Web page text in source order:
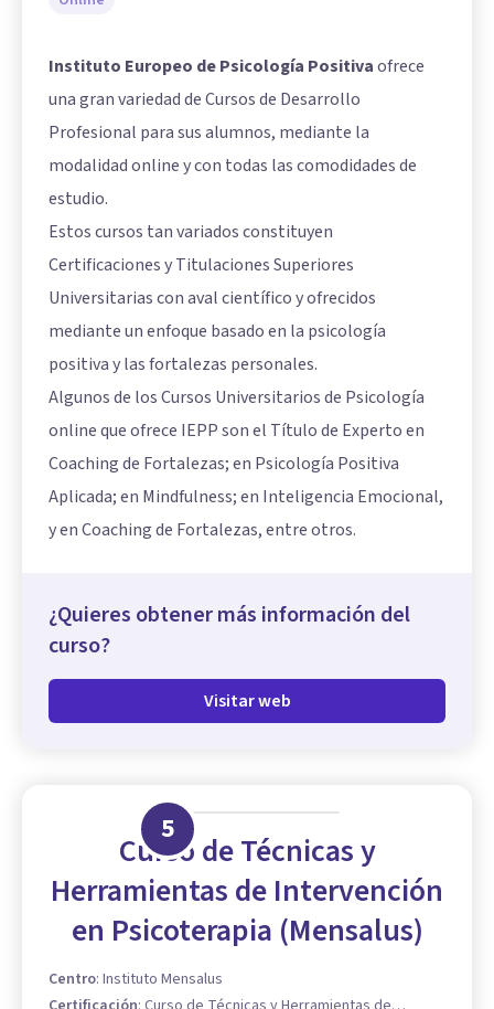
Instituto Europeo de Psicología Positivaofrece
una gran variedad de Cursos de Desarrollo
Profesional para sus alumnos, mediante la
modalidad online y con todas las comodidades de
estudio.
Estos cursos tan variados constituyen
Certificaciones y Titulaciones Superiores
Universitarias con aval científico y ofrecidos
mediante un enfoque basado en la psicología
positiva y las fortalezas personales.
Algunos de los Cursos Universitarios de Psicología
online que ofrece IEPP son el Título de Experto en
Coaching de Fortalezas; en Psicología Positiva
Aplicada; en Mindfulness; en Inteligencia Emocional,
y en Coaching de Fortalezas, entre otros.
¿Quieres obtener más información del
curso?
Visitar web
5
Curso de Técnicas y
Herramientas de Intervención
en Psicoterapia (Mensalus)
Centro: Instituto Mensalus